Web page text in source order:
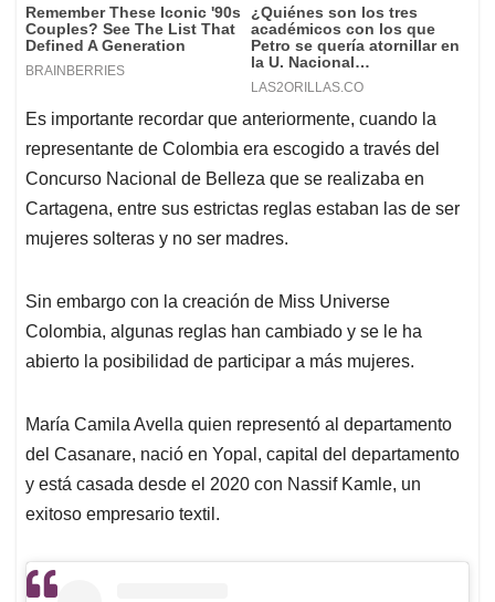
Es importante recordar que anteriormente, cuando la
representante de Colombia era escogido a través del
Concurso Nacional de Belleza que se realizaba en
Cartagena, entre sus estrictas reglas estaban las de ser
mujeres solteras y no ser madres.
Sin embargo con la creación de Miss Universe
Colombia, algunas reglas han cambiado y se le ha
abierto la posibilidad de participar a más mujeres.
María Camila Avella quien representó al departamento
del Casanare, nació en Yopal, capital del departamento
y está casada desde el 2020 con Nassif Kamle, un
exitoso empresario textil.